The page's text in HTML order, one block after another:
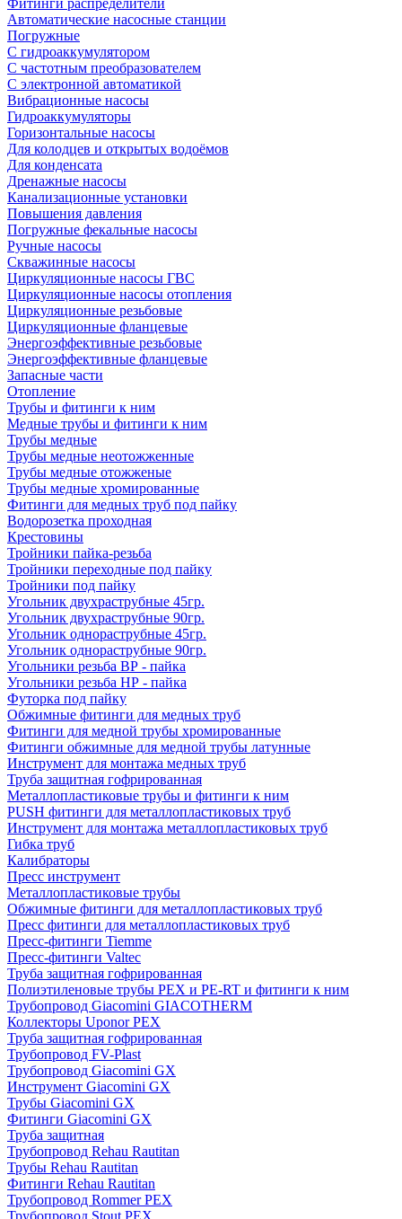
Автоматические насосные станции
Погружные
С гидроаккумулятором
С частотным преобразователем
С электронной автоматикой
Вибрационные насосы
Гидроаккумуляторы
Горизонтальные насосы
Для колодцев и открытых водоёмов
Для конденсата
Дренажные насосы
Канализационные установки
Повышения давления
Погружные фекальные насосы
Ручные насосы
Скважинные насосы
Циркуляционные насосы ГВС
Циркуляционные насосы отопления
Циркуляционные резьбовые
Циркуляционные фланцевые
Энергоэффективные резьбовые
Энергоэффективные фланцевые
Запасные части
Отопление
Трубы и фитинги к ним
Медные трубы и фитинги к ним
Трубы медные
Трубы медные неотожженные
Трубы медные отожженые
Трубы медные хромированные
Фитинги для медных труб под пайку
Водорозетка проходная
Крестовины
Тройники пайка-резьба
Тройники переходные под пайку
Тройники под пайку
Угольник двухраструбные 45гр.
Угольник двухраструбные 90гр.
Угольник однораструбные 45гр.
Угольник однораструбные 90гр.
Угольники резьба ВР - пайка
Угольники резьба НР - пайка
Футорка под пайку
Обжимные фитинги для медных труб
Фитинги для медной трубы хромированные
Фитинги обжимные для медной трубы латунные
Инструмент для монтажа медных труб
Труба защитная гофрированная
Металлопластиковые трубы и фитинги к ним
PUSH фитинги для металлопластиковых труб
Инструмент для монтажа металлопластиковых труб
Гибка труб
Калибраторы
Пресс инструмент
Металлопластиковые трубы
Обжимные фитинги для металлопластиковых труб
Пресс фитинги для металлопластиковых труб
Пресс-фитинги Tiemme
Пресс-фитинги Valtec
Труба защитная гофрированная
Полиэтиленовые трубы PEX и PE-RT и фитинги к ним
Трубопровод Giacomini GIACOTHERM
Коллекторы Uponor PEX
Труба защитная гофрированная
Трубопровод FV-Plast
Трубопровод Giacomini GX
Инструмент Giacomini GX
Трубы Giacomini GX
Фитинги Giacomini GX
Труба защитная
Трубопровод Rehau Rautitan
Трубы Rehau Rautitan
Фитинги Rehau Rautitan
Трубопровод Rommer PEX
Трубопровод Stout PEX